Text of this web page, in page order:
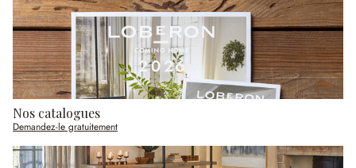
Nos catalogues
Demandez-le gratuitement